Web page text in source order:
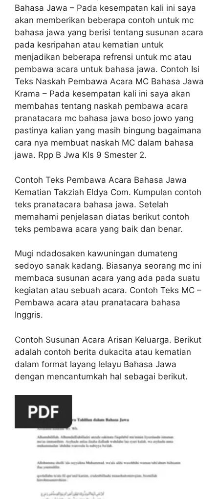
Bahasa Jawa – Pada kesempatan kali ini saya
akan memberikan beberapa contoh untuk mc
bahasa jawa yang berisi tentang susunan acara
pada kesripahan atau kematian untuk
menjadikan beberapa refrensi untuk mc atau
pembawa acara untuk bahasa jawa. Contoh Isi
Teks Naskah Pembawa Acara MC Bahasa Jawa
Krama – Pada kesempatan kali ini saya akan
membahas tentang naskah pembawa acara
pranatacara mc bahasa jawa boso jowo yang
pastinya kalian yang masih bingung bagaimana
cara nya membuat naskah MC dalam bahasa
jawa. Rpp B Jwa Kls 9 Smester 2.
Contoh Teks Pembawa Acara Bahasa Jawa
Kematian Takziah Eldya Com. Kumpulan contoh
teks pranatacara bahasa jawa. Setelah
memahami penjelasan diatas berikut contoh
teks pembawa acara yang baik dan benar.
Mugi ndadosaken kawuningan dumateng
sedoyo sanak kadang. Biasanya seorang mc ini
membaca susunan acara yang ada pada suatu
kegiatan atau sebuah acara. Contoh Teks MC –
Pembawa acara atau pranatacara bahasa
Inggris.
Contoh Susunan Acara Arisan Keluarga. Berikut
adalah contoh berita dukacita atau kematian
dalam format layang lelayu Bahasa Jawa
dengan mencantumkah hal sebagai berikut.